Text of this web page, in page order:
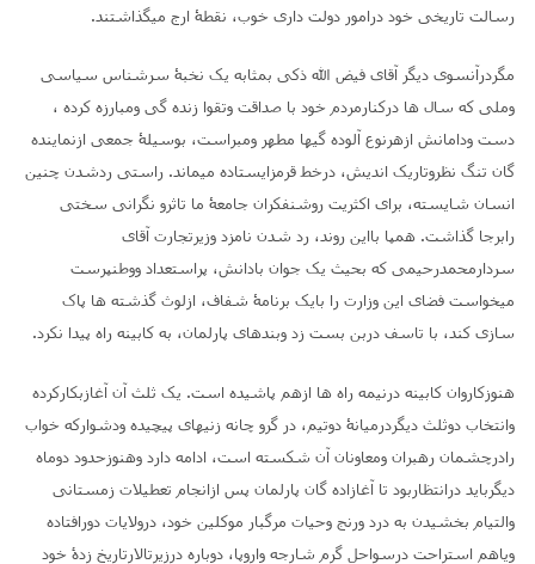
رسالت تاریخی خود درامور دولت داری خوب، نقطۀ ارج میگذاشتند.
مگردرآنسوی دیگر آقای فیض الله ذکی بمثابه یک نخبۀ سرشناس سیاسی
وملی که سال ها درکنارمردم خود با صداقت وتقوا زنده گی ومبارزه کرده ،
دست ودامانش ازهرنوع آلوده گیها مطهر ومبراست، بوسیلۀ جمعی ازنماینده
گان تنگ نظروتاریک اندیش، درخط قرمزایستاده میماند. راستی ردشدن چنین
انسان شایسته، برای اکثریت روشنفکران جامعۀ ما تاثرو نگرانی سختی
رابرجا گذاشت. همپا بااین روند، رد شدن نامزد وزیرتجارت آقای
سردارمحمدرحیمی که بحیث یک جوان بادانش، پراستعداد ووطنپرست
میخواست فضای این وزارت را بایک برنامۀ شفاف، ازلوث گذشته ها پاک
سازی کند، با تاسف دربن بست زد وبندهای پارلمان، به کابینه راه پیدا نکرد.
هنوزکاروان کابینه درنیمه راه ها ازهم پاشیده است. یک ثلث آن آغازبکارکرده
وانتخاب دوثلث دیگردرمیانۀ دوتیم، در گرو چانه زنیهای پیچیده ودشوارکه خواب
رادرچشمان رهبران ومعاونان آن شکسته است، ادامه دارد وهنوزحدود دوماه
دیگرباید درانتظاربود تا آغازاده گان پارلمان پس ازانجام تعطیلات زمستانی
والتیام بخشیدن به درد ورنج وحیات مرگبار موکلین خود، درولایات دورافتاده
ویاهم استراحت درسواحل گرم شارجه واروپا، دوباره درزیرتالارتاریخ زدۀ خود